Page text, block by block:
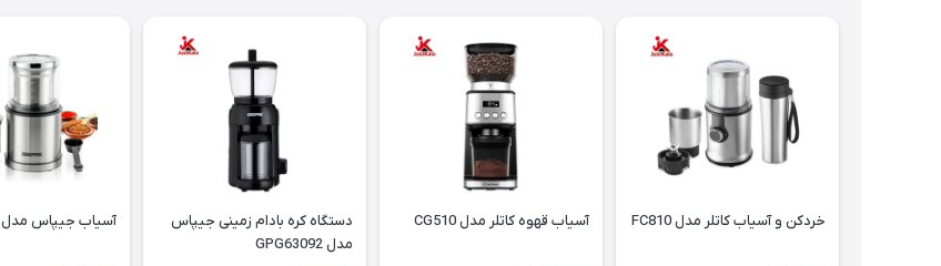
خردکن و آسیاب کاتلر مدل FC810 آسیاب قهوه کاتلر مدل CG510
دستگاه کره بادام زمینی جیپاس
مدل GPG63092
آسیاب جیپاس مدل GCG41021